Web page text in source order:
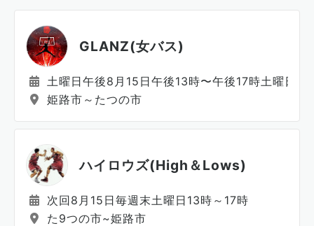
GLANZ(女バス)
土曜日午後8月15日午後13時〜午後17時土曜日午
姫路市～たつの市
ハイロウズ(High＆Lows)
次回8月15日毎週末土曜日13時～17時
た9つの市~姫路市